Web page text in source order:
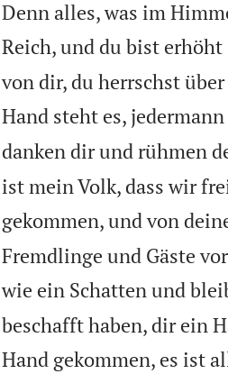
Denn alles, was im
Reich, und du bist
von dir, du herrschst
Hand steht es,
danken dir und rühmen
ist mein Volk, dass wir
gekommen, und von
Fremdlinge und Gäste
wie ein Schatten und
beschafft haben, dir ein
Hand gekommen, es ist